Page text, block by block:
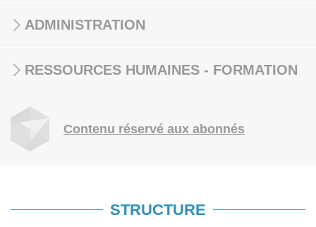
ADMINISTRATION
RESSOURCES HUMAINES - FORMATION
Contenu réservé aux abonnés
STRUCTURE